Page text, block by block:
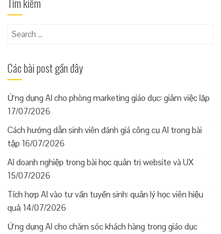
Search
Các bài post gần đây
Ứng dụng AI cho phòng marketing giáo dục: giảm việc lặp
17/07/2026
Cách hướng dẫn sinh viên đánh giá công cụ AI trong bài
tập 16/07/2026
AI doanh nghiệp trong bài học quản trị website và UX
15/07/2026
Tích hợp AI vào tư vấn tuyển sinh: quản lý học viên hiệu
quả 14/07/2026
Ứng dụng AI cho chăm sóc khách hàng trong giáo dục